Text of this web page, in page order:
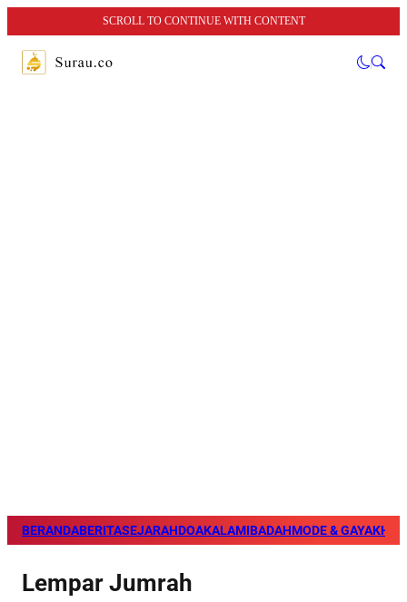
SCROLL TO CONTINUE WITH CONTENT
BERANDABERITASEJARAHDOAKALAMIBADAHMODE & GAYA
Lempar Jumrah